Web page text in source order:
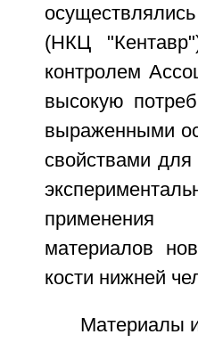
(НКЦ
контролем
высокую
выраженными
свойствами
применения
материалов
кости нижней
Материалы